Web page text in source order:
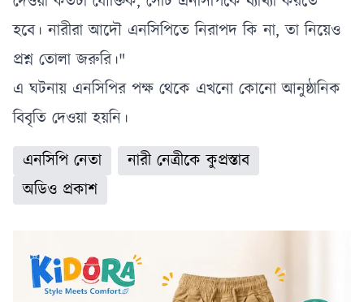
হবে। নারীরা আদৌ এনসিপিতে নিরাপদ কি না, তা নিয়েও
প্রশ্ন তোলা জরুরি।"
এ ঘটনায় এনসিপির পক্ষ থেকে এখনো কোনো আনুষ্ঠানিক
বিবৃতি দেওয়া হয়নি।
এনসিপি নেতা
নারী নেত্রীকে কুপ্রস্তাব
অডিও প্রকাশ